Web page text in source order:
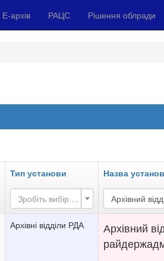
Е-архів РАЦС Рішення облради
Тип установи Назва
Зробіть вибір ... Архівний
Архівні відділи РДА
Архівний